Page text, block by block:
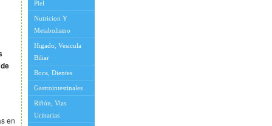
Piel
Nutricion Y
Metabolismo
Higado, Vesicula
Biliar
Boca, Dientes
Gastrointestinales
Riñón, Vias
Urinarias
en